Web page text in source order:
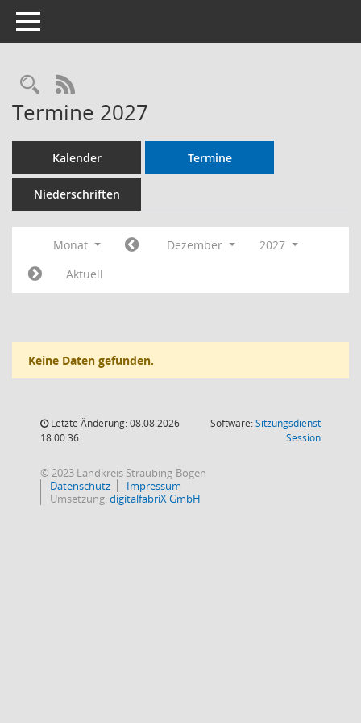
Toggle navigation
RSS-Feed
Termine 2027
Kalender Termine
Niederschriften
Monat Dezember
2027
Aktuell
Keine Daten gefunden.
Letzte Änderung: 08.08.2026
18:00:36
Software:Sitzungsdienst
Session(Wird in
© 2023 Landkreis Straubing-Bogen
Datenschutz
Impressum
Umsetzung:digitalfabriX GmbH